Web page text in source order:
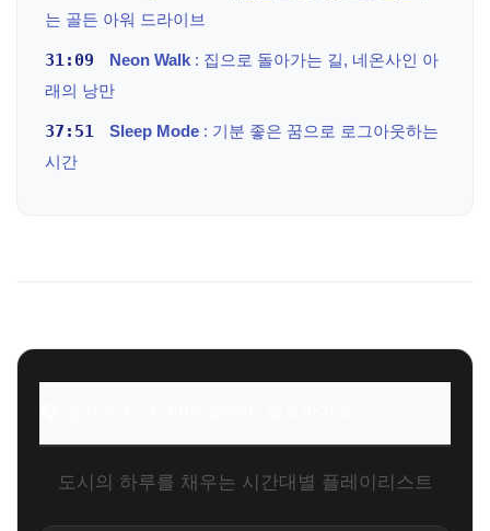
는 골든 아워 드라이브
31:09 Neon Walk : 집으로 돌아가는 길, 네온사인 아
래의 낭만
37:51 Sleep Mode : 기분 좋은 꿈으로 로그아웃하는
시간
도시의 하루를 채우는 시간대별 플레이리스트